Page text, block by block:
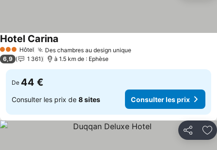
3 ÉtoilesHôtel Des chambres au design unique
Hotel Carina
6,9 1 361 à 1.5 km de : Ephèse
De 44 €
Consulter les prix de 8 sites Consulter les prix
Partager